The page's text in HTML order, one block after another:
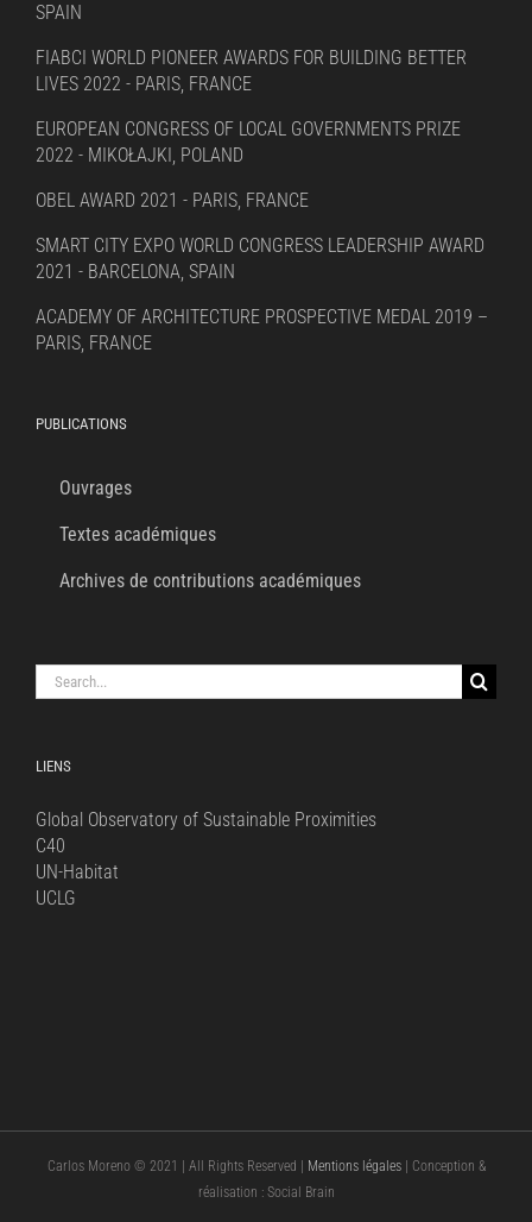
SPAIN
FIABCI WORLD PIONEER AWARDS FOR BUILDING BETTER
LIVES 2022 - PARIS, FRANCE
EUROPEAN CONGRESS OF LOCAL GOVERNMENTS PRIZE
2022 - MIKOŁAJKI, POLAND
OBEL AWARD 2021 - PARIS, FRANCE
SMART CITY EXPO WORLD CONGRESS LEADERSHIP AWARD
2021 - BARCELONA, SPAIN
ACADEMY OF ARCHITECTURE PROSPECTIVE MEDAL 2019 –
PARIS, FRANCE
PUBLICATIONS
Ouvrages
Textes académiques
Archives de contributions académiques
Search
for:
LIENS
Global Observatory of Sustainable Proximities
C40
UN-Habitat
UCLG
Carlos Moreno © 2021 | All Rights Reserved | Mentions légales| Conception &
réalisation : Social Brain